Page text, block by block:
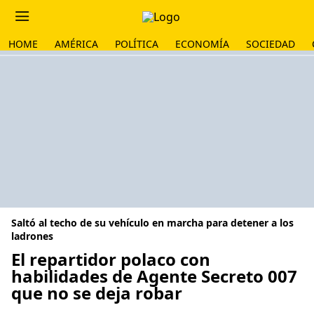
HOME AMÉRICA POLÍTICA ECONOMÍA SOCIEDAD
Saltó al techo de su vehículo en marcha para detener a los
ladrones
El repartidor polaco con
habilidades de Agente Secreto 007
que no se deja robar